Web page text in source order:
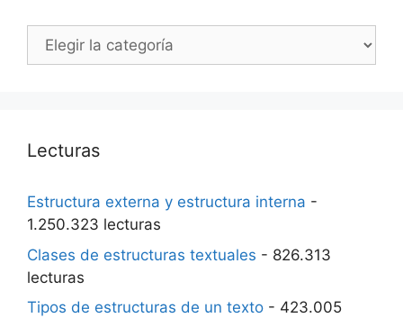
Categorías
Lecturas
Estructura externa y estructura interna -
1.250.323 lecturas
Clases de estructuras textuales - 826.313
lecturas
Tipos de estructuras de un texto - 423.005